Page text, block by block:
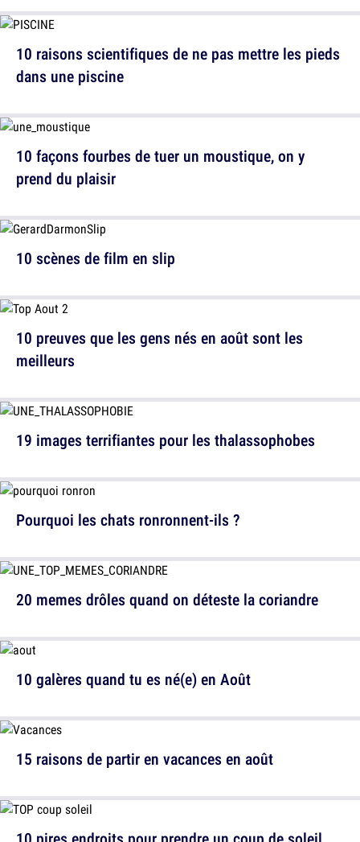
10 raisons scientifiques de ne pas mettre les pieds
dans une piscine
10 scènes de film en slip
19 images terrifiantes pour les thalassophobes
20 memes drôles quand on déteste la coriandre
15 raisons de partir en vacances en août
10 façons fourbes de tuer un moustique, on y
prend du plaisir
10 preuves que les gens nés en août sont les
meilleurs
Pourquoi les chats ronronnent-ils ?
10 galères quand tu es né(e) en Août